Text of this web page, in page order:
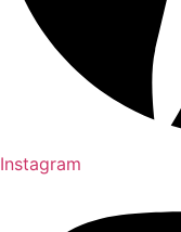
Instagram